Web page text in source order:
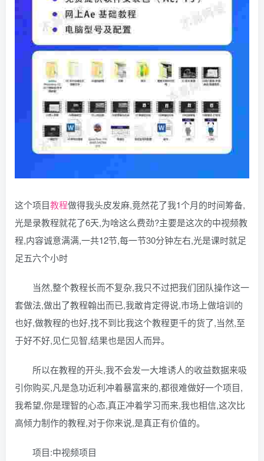
这个项目教程做得我头皮发麻,竟然花了我1个月的时间筹备,
光是录教程就花了6天,为啥这么费劲?主要是这次的中视频教
程,内容诚意满满,一共12节,每一节30分钟左右,光是课时就足
足五六个小时
当然,整个教程长而不复杂,我只不过把我们团队操作这一
套做法,做出了教程翰出而已,我敢肯定得说,市场上做培训的
也好,做教程的也好,找不到比我这个教程更千的货了,当然,至
于好不好,见仁见智,结果也是因人而异。
所以在教程的开头,我不会发一大堆诱人的收益数据来吸
引你购买,凡是急功近利冲着暴富来的,都很难做好一个项目,
我希望,你是理智的心态,真正冲着学习而来,我也相信,这次比
高倾力制作的教程,对于你来说,是真正有价值的。
项目:中视频项目